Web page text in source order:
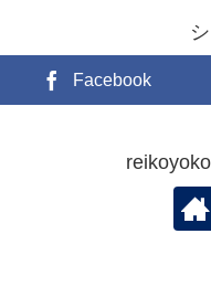
Facebook